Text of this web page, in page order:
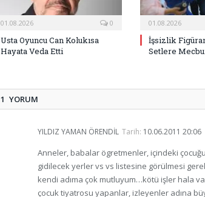
01.08.2026 0
Usta Oyuncu Can Kolukısa
Hayata Veda Etti
01.08.2026
İşsizlik
Setlere
1 YORUM
YILDIZ YAMAN ÖRENDIL Tarih: 10.06.2011 20:06
Anneler, babalar ögretmenler, içindeki
gidilecek yerler vs vs listesine görülmesi
kendi adıma çok mutluyum…kötü işler hala
çocuk tiyatrosu yapanlar, izleyenler adına